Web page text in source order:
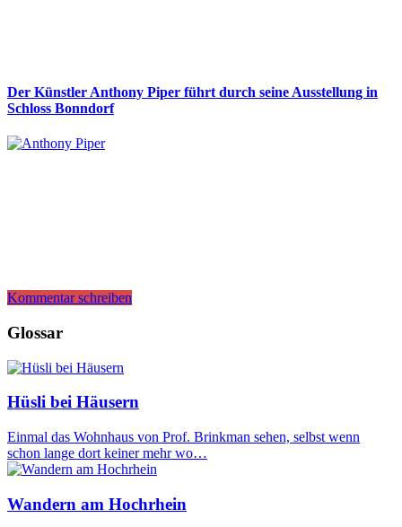
Der Künstler Anthony Piper führt durch seine Ausstellung in
Schloss Bonndorf
Kommentar schreiben
Glossar
Hüsli bei Häusern
Einmal das Wohnhaus von Prof. Brinkman sehen, selbst wenn
schon lange dort keiner mehr wo…
Wandern am Hochrhein